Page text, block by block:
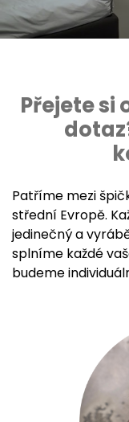
Přejete si
Patříme mezi
střední Evropě.
jedinečný a
splníme každé
budeme